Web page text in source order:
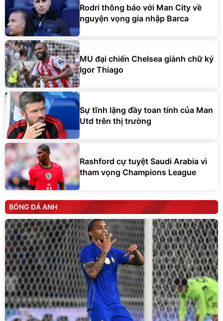
Rodri thông báo với Man City về
nguyện vọng gia nhập Barca
MU đại chiến Chelsea giành chữ ký
Igor Thiago
Sự tĩnh lặng đầy toan tính của Man
Utd trên thị trường
Rashford cự tuyệt Saudi Arabia vì
tham vọng Champions League
BÓNG ĐÁ ANH